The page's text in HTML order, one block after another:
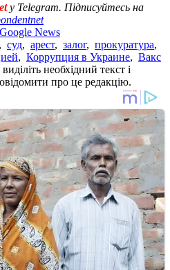
у Telegram. Підписуйтесь на
News
, суд, арест, залог, прокуратура,
, Коррупция в Украине, Вакс
необхідний текст і
про це редакцію.